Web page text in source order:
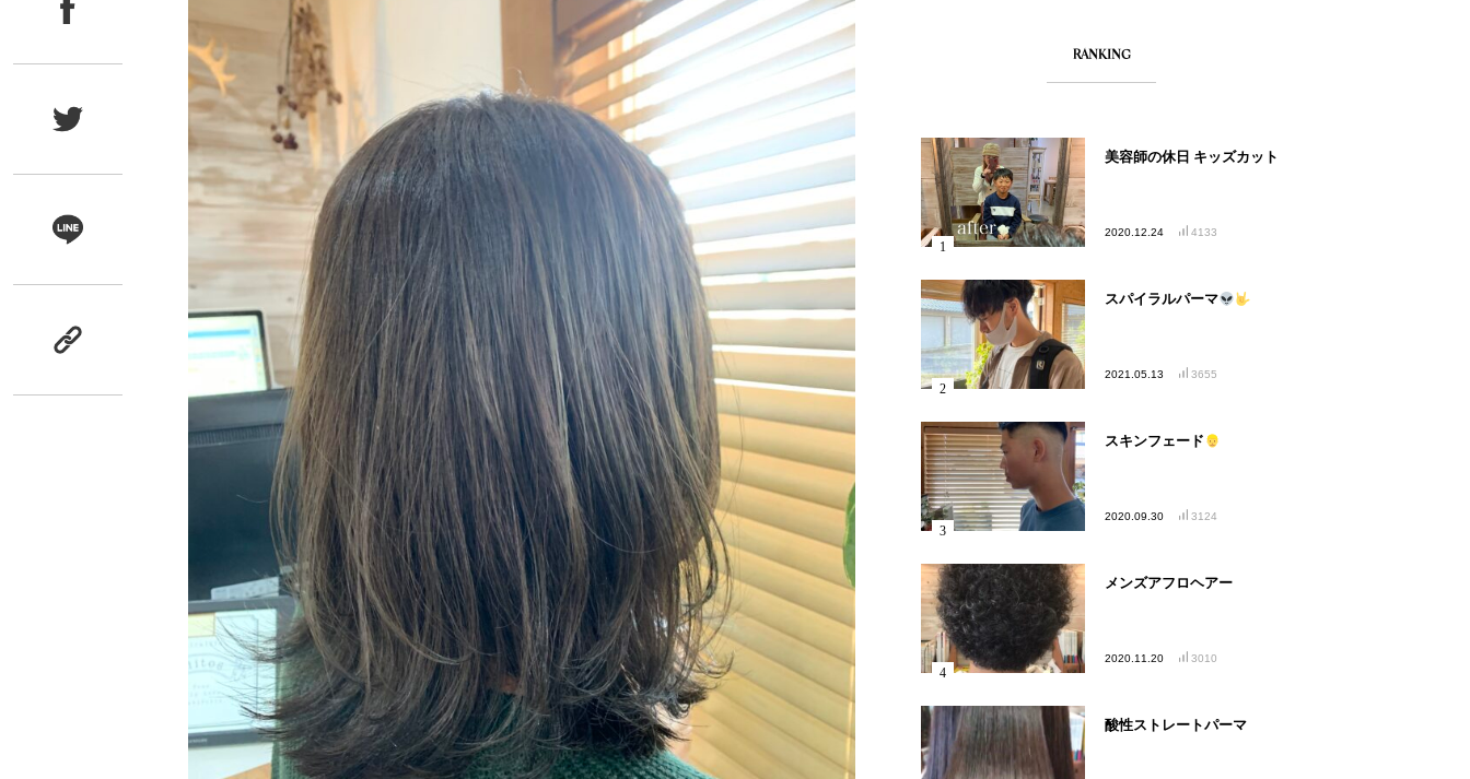
RANKING
美容師の休日 キッズカット
2020.12.24 4133
スパイラルパーマ
2021.05.13 3655
スキンフェード
2020.09.30 3124
メンズアフロヘアー
2020.11.20 3010
酸性ストレートパーマ